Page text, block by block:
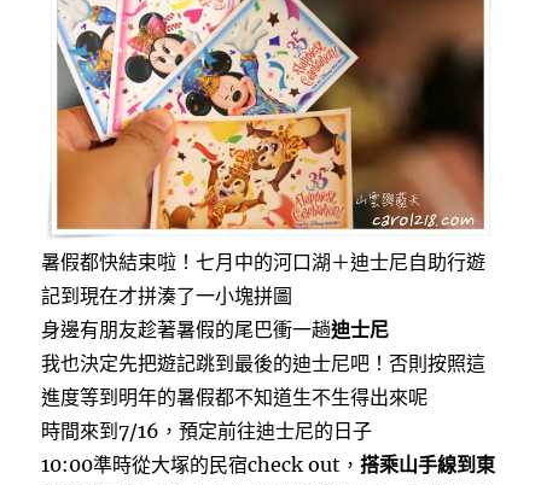
o
k
r
暑假都快結束啦！七月中的河口湖＋迪士尼自助行遊
記到現在才拼湊了一小塊拼圖
身邊有朋友趁著暑假的尾巴衝一趟迪士尼
我也決定先把遊記跳到最後的迪士尼吧！否則按照這
進度等到明年的暑假都不知道生不生得出來呢
時間來到7/16，預定前往迪士尼的日子
10:00準時從大塚的民宿check out，搭乘山手線到東